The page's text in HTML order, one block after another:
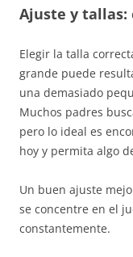
Ajuste y tallas:
Elegir la talla
grande puede
una demasiado
Muchos padres
pero lo ideal es
hoy y permita algo
Un buen ajuste
se concentre en el
constantemente.